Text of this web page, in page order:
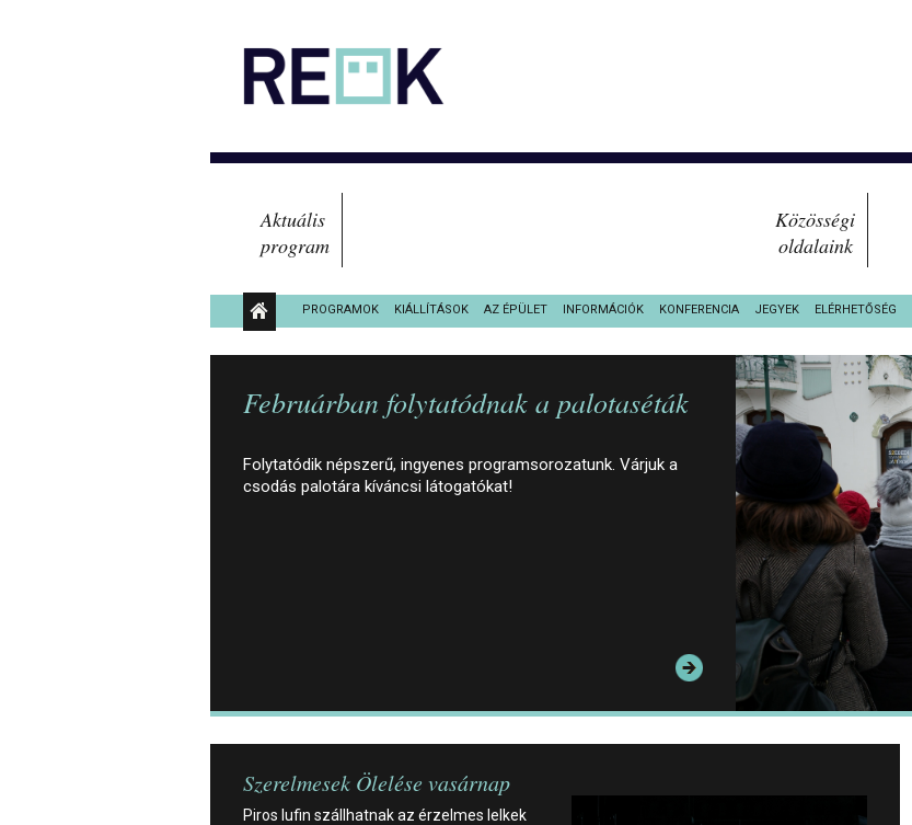
Aktuális
program
Közösségi
oldalaink
PROGRAMOK KIÁLLÍTÁSOK AZ ÉPÜLET INFORMÁCIÓK KONFERENCIA JEGYEK ELÉRHETŐSÉG
KÖZÉRDEKŰ ADATOK
Februárban folytatódnak a palotaséták
Folytatódik népszerű, ingyenes programsorozatunk. Várjuk a
csodás palotára kíváncsi látogatókat!
Szerelmesek Ölelése vasárnap
Piros lufin szállhatnak az érzelmes lelkek